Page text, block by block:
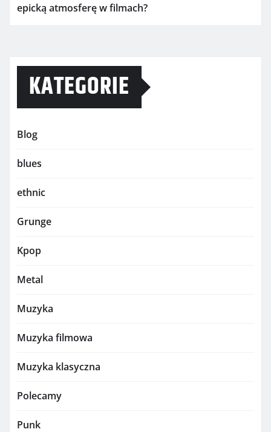
epicką atmosferę w filmach?
KATEGORIE
Blog
blues
ethnic
Grunge
Kpop
Metal
Muzyka
Muzyka filmowa
Muzyka klasyczna
Polecamy
Punk